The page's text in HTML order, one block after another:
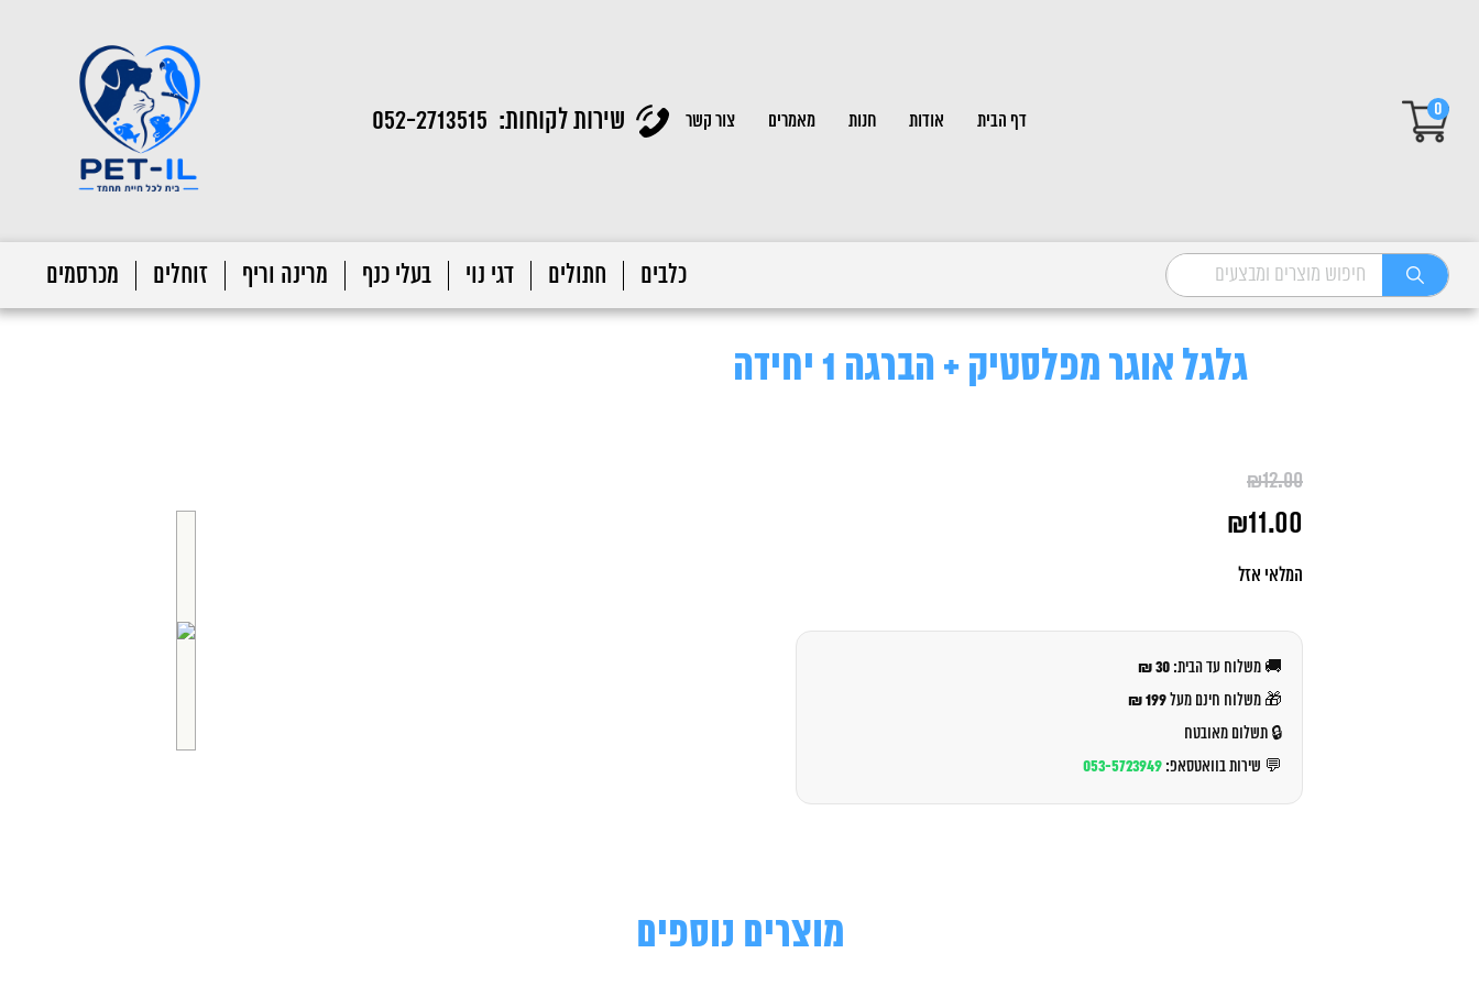
0
דף הבית אודות חנות מאמרים צור קשר שירות לקוחות: 052-2713515
כלבים חתולים דגי נוי בעלי כנף מרינה וריף זוחלים מכרסמים
גלגל אוגר מפלסטיק + הברגה 1 יחידה
₪12.00
המקורי
₪12.00.
₪11.00
הנוכחי
המלאי אזל
🚚 משלוח עד הבית: 30 ₪
🎁 משלוח חינם מעל199 ₪
🔒 תשלום מאובטח
💬 שירות בוואטסאפ: 053-5723949
מוצרים נוספים